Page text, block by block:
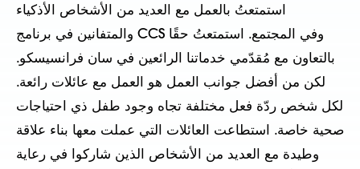
استمتعتُ بالعمل مع العديد من الأشخاص الأذكياء
والمتفانين في برنامج CCS وفي المجتمع. استمتعتُ حقًا
بالتعاون مع مُقدّمي خدماتنا الرائعين في سان فرانسيسكو.
لكن من أفضل جوانب العمل هو العمل مع عائلات رائعة.
لكل شخص ردّة فعل مختلفة تجاه وجود طفل ذي احتياجات
صحية خاصة. استطاعت العائلات التي عملت معها بناء علاقة
وطيدة مع العديد من الأشخاص الذين شاركوا في رعاية